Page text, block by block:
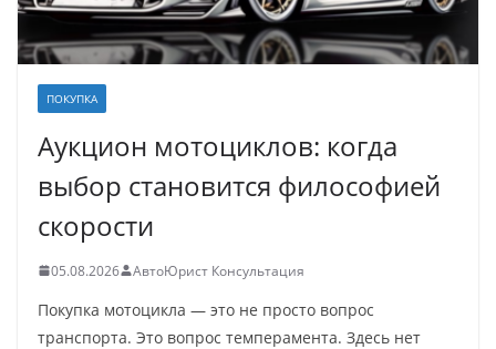
ПОКУПКА
Аукцион мотоциклов: когда
выбор становится философией
скорости
05.08.2026 АвтоЮрист Консультация
Покупка мотоцикла — это не просто вопрос
транспорта. Это вопрос темперамента. Здесь нет